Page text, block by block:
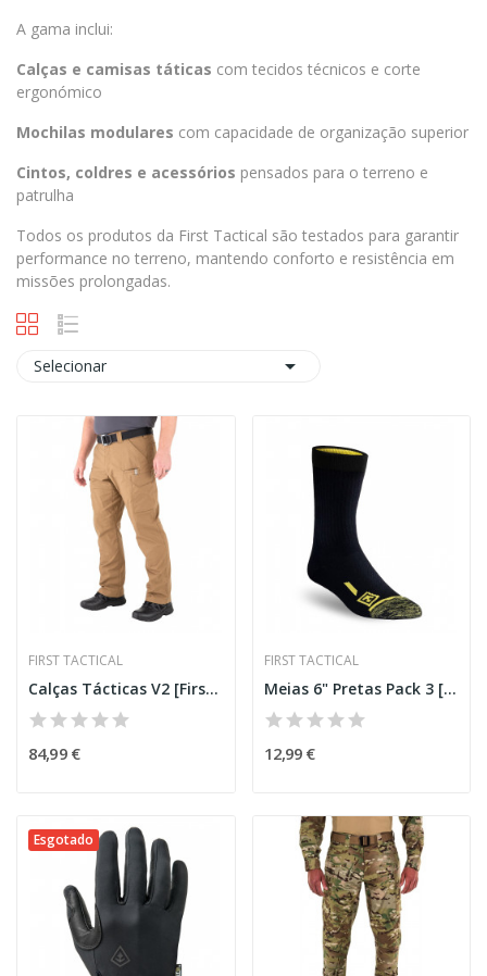
A gama inclui:
Calças e camisas táticas com tecidos técnicos e corte
ergonómico
Mochilas modulares com capacidade de organização superior
Cintos, coldres e acessórios pensados para o terreno e
patrulha
Todos os produtos da First Tactical são testados para garantir
performance no terreno, mantendo conforto e resistência em
missões prolongadas.
Selecionar 
FIRST TACTICAL
Calças Tácticas V2 [First Tactical]
84,99 €
FIRST TACTICAL
Meias 6" Pretas Pack 3 [First Tactical]
12,99 €
Esgotado